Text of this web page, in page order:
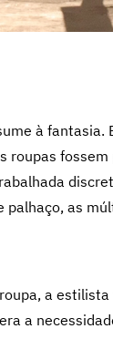
à fantasia.
roupas
as
a
a